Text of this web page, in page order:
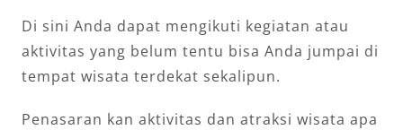
Di sini Anda dapat mengikuti kegiatan atau
aktivitas yang belum tentu bisa Anda jumpai di
tempat wisata terdekat sekalipun.
Penasaran kan aktivitas dan atraksi wisata apa